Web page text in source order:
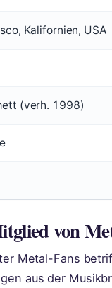
Kalifornien, USA
(verh. 1998)
von
Metal-Fans
aus der